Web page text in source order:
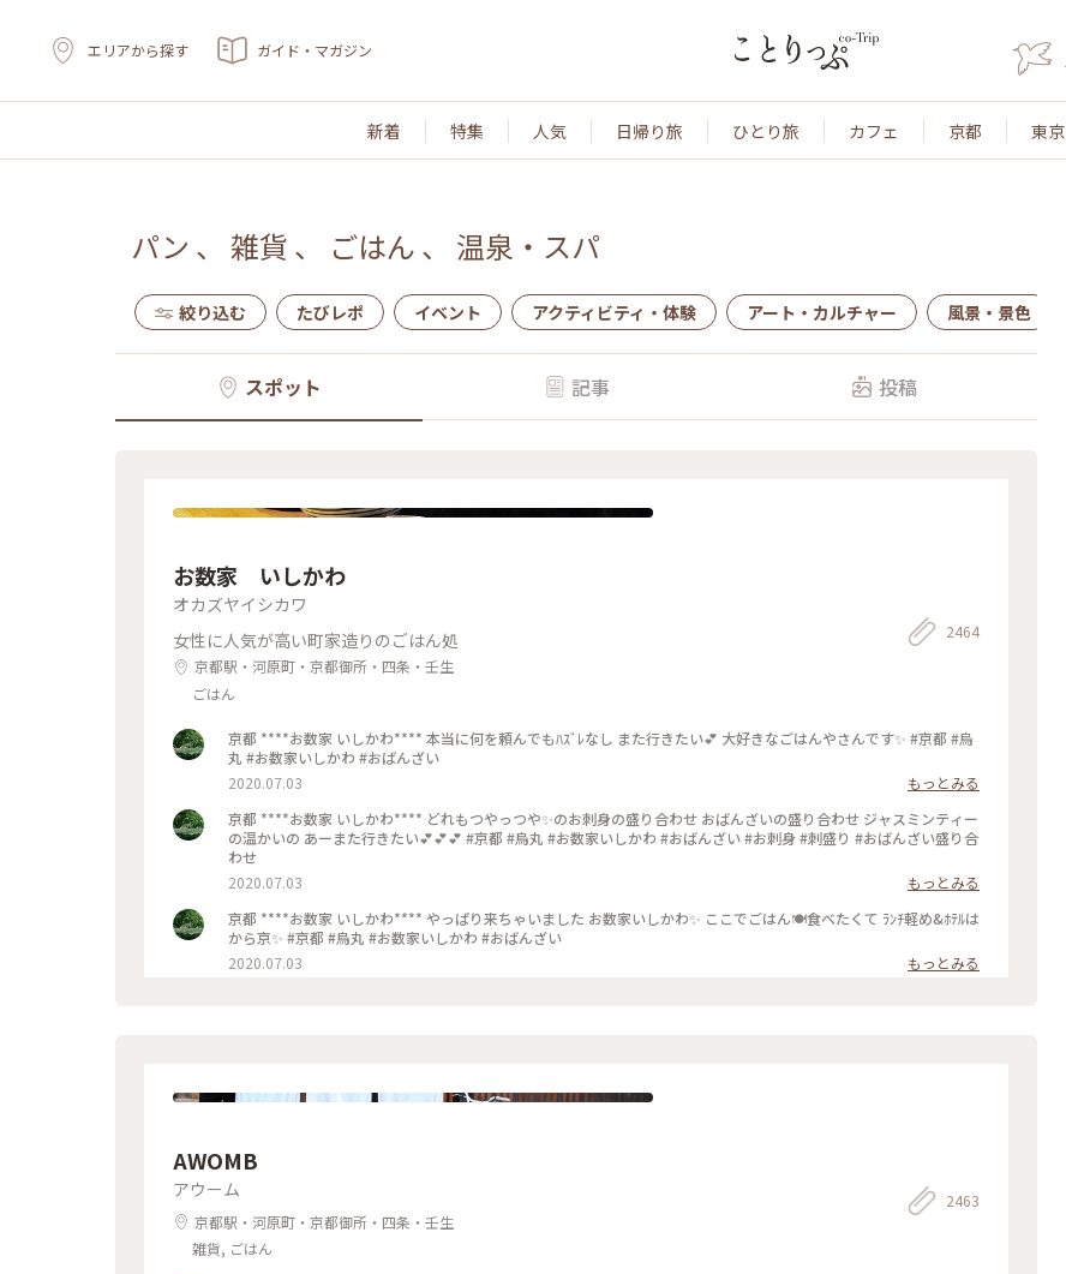
エリアから探す ガイド・マガジン
新着 特集 人気 日帰り旅 ひとり旅 カフェ 京都 東京
パン 、 雑貨 、 ごはん 、 温泉・スパ
絞り込む たびレポ イベント アクティビティ・体験 アート・カルチャー 風景・景色
スポット 記事 投稿
お数家 いしかわ
オカズヤイシカワ
女性に人気が高い町家造りのごはん処
京都駅・河原町・京都御所・四条・壬生
ごはん
2464
京都 ****お数家 いしかわ**** 本当に何を頼んでもﾊｽﾞﾚなし また行きたい💕 大好きなごはんやさんです✨ #京都 #烏
丸 #お数家いしかわ #おばんざい
2020.07.03
もっとみる
京都 ****お数家 いしかわ**** どれもつやっつや✨のお刺身の盛り合わせ おばんざいの盛り合わせ ジャスミンティー
の温かいの あーまた行きたい💕💕💕 #京都 #烏丸 #お数家いしかわ #おばんざい #お刺身 #刺盛り #おばんざい盛り合
わせ
2020.07.03
もっとみる
京都 ****お数家 いしかわ**** やっぱり来ちゃいました お数家いしかわ✨ ここでごはん🍽️食べたくて ﾗﾝﾁ軽め&ﾎﾃﾙは
から京✨ #京都 #烏丸 #お数家いしかわ #おばんざい
2020.07.03
もっとみる
AWOMB
アウーム
京都駅・河原町・京都御所・四条・壬生
雑貨, ごはん
2463